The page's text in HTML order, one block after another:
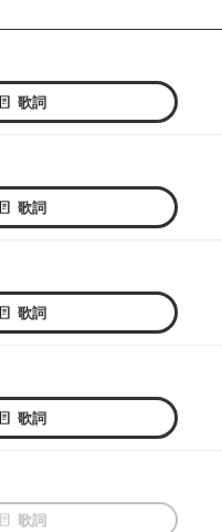
歌詞
歌詞
歌詞
歌詞
歌詞